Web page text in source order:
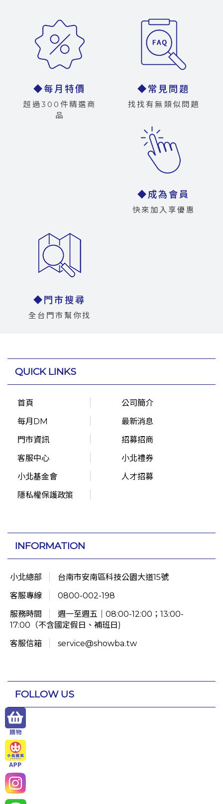
◆每月特價
超過300件精選商
品
◆常見問題
找找有無類似問題
◆成為會員
快來加入享優惠
◆門市搜尋
全台門市幫你找
QUICK LINKS
首頁
公司簡介
每月DM
最新消息
門市資訊
招募招商
客服中心
小北禮券
小北基金會
人才招募
隱私權保護政策
INFORMATION
小北總部
台南市安南區科技公園大道15號
客服專線
0800-002-198
服務時間
週一至週五｜08:00-12:00；13:00-
17:00（不含國定假日、補班日)
客服信箱
service@showba.tw
FOLLOW US